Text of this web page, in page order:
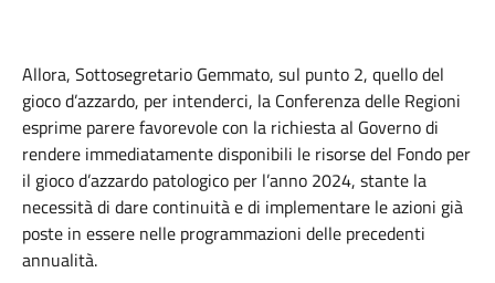
Allora, Sottosegretario Gemmato, sul punto 2, quello del
gioco d’azzardo, per intenderci, la Conferenza delle Regioni
esprime parere favorevole con la richiesta al Governo di
rendere immediatamente disponibili le risorse del Fondo per
il gioco d’azzardo patologico per l’anno 2024, stante la
necessità di dare continuità e di implementare le azioni già
poste in essere nelle programmazioni delle precedenti
annualità.